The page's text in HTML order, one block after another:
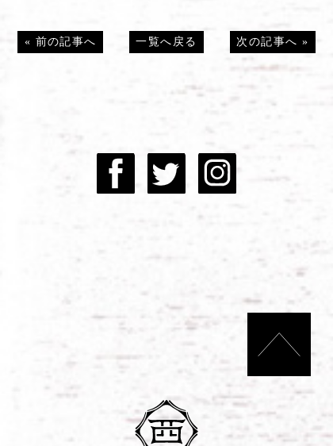
« 前の記事へ 一覧へ戻る 次の記事へ »